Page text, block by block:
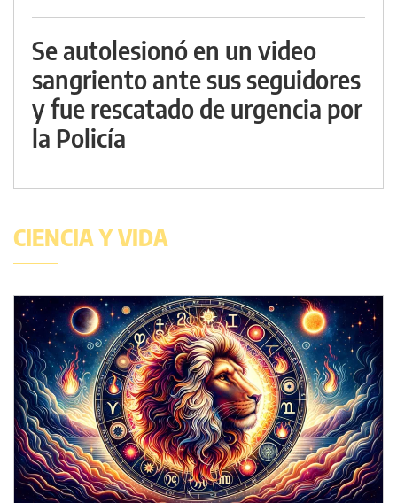
Se autolesionó en un video
sangriento ante sus seguidores
y fue rescatado de urgencia por
la Policía
CIENCIA Y VIDA